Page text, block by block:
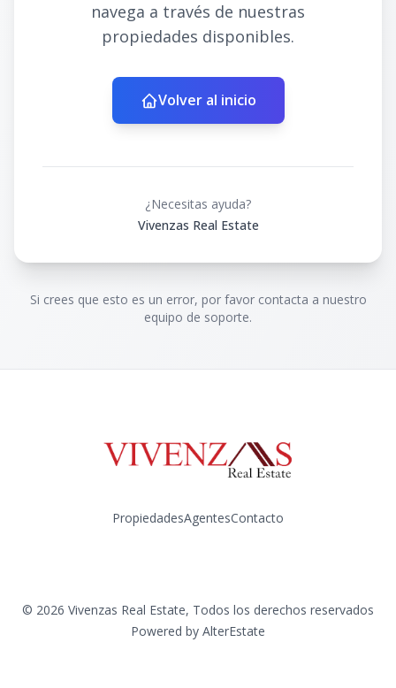
navega a través de nuestras
propiedades disponibles.
Volver al inicio
¿Necesitas ayuda?
Vivenzas Real Estate
Si crees que esto es un error, por favor contacta a nuestro
equipo de soporte.
PropiedadesAgentesContacto
© 2026 Vivenzas Real Estate, Todos los derechos reservados
Powered by AlterEstate